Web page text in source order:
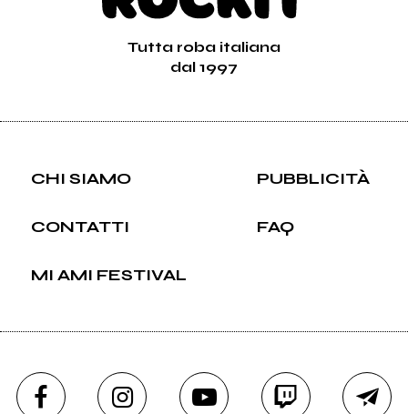
Tutta roba italiana
dal 1997
CHI SIAMO PUBBLICITÀ
CONTATTI FAQ
MI AMI FESTIVAL